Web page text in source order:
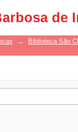
de
→
Biblioteca São